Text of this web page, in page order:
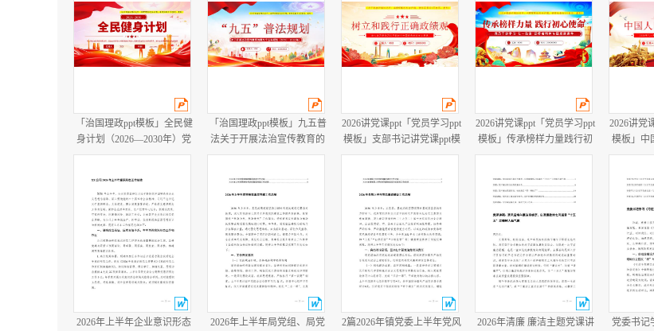
「治国理政ppt模板」全民健
身计划（2026—2030年）党
课ppt模板「带完整内
「治国理政ppt模板」九五普
法关于开展法治宣传教育的
第九个五年规划（2026－
2026讲党课ppt「党员学习ppt
模板」支部书记讲党课ppt模
板「带完整内容」.pptx
2026讲党课ppt「党员学习ppt
模板」传承榜样力量践行初
心使命PP学习“七一勋章”获
整内容」.pptx
2026讲党
模板」中
建军99周
整
2026年上半年企业意识形态
2026年上半年局党组、局党
2篇2026年镇党委上半年党风
2026年清廉 廉洁主题党课讲
党委书记